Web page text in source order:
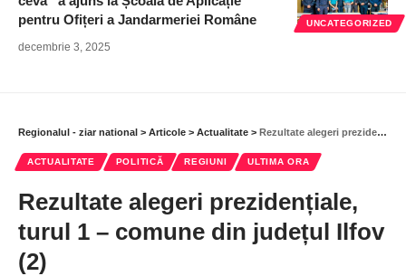
UNCATEGORIZED
pentru Ofițeri a Jandarmeriei Române
decembrie 3, 2025
Regionalul - ziar national > Articole > Actualitate > Rezultate alegeri prezidențiale, turul 1 – comune din județul Ilfov (2)
ACTUALITATE POLITICĂ REGIUNI ULTIMA ORA
Rezultate alegeri prezidențiale,
turul 1 – comune din județul Ilfov
(2)